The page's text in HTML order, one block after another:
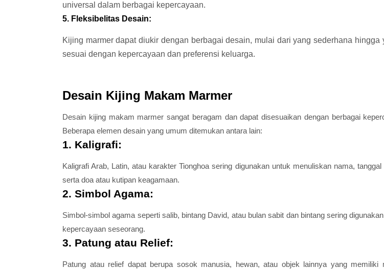
universal dalam berbagai kepercayaan.
5. Fleksibelitas Desain:
Kijing marmer dapat diukir dengan berbagai desain, mulai dari yang sederhana hingga
sesuai dengan kepercayaan dan preferensi keluarga.
Desain Kijing Makam Marmer
Desain kijing makam marmer sangat beragam dan dapat disesuaikan dengan berbagai
Beberapa elemen desain yang umum ditemukan antara lain:
1. Kaligrafi:
Kaligrafi Arab, Latin, atau karakter Tionghoa sering digunakan untuk menuliskan nama, tanggal
serta doa atau kutipan keagamaan.
2. Simbol Agama:
Simbol-simbol agama seperti salib, bintang David, atau bulan sabit dan bintang sering
kepercayaan seseorang.
3. Patung atau Relief:
Patung atau relief dapat berupa sosok manusia, hewan, atau objek lainnya yang memiliki